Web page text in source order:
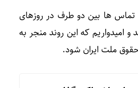
تماس ها بین دو طرف در روزهای
و امیدواریم که این روند منجر به
ملت ایران شود.